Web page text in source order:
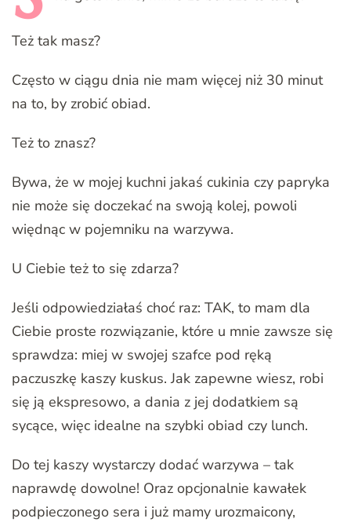
Też tak masz?
Często w ciągu dnia nie mam więcej niż 30 minut
na to, by zrobić obiad.
Też to znasz?
Bywa, że w mojej kuchni jakaś cukinia czy papryka
nie może się doczekać na swoją kolej, powoli
więdnąc w pojemniku na warzywa.
U Ciebie też to się zdarza?
Jeśli odpowiedziałaś choć raz: TAK, to mam dla
Ciebie proste rozwiązanie, które u mnie zawsze się
sprawdza: miej w swojej szafce pod ręką
paczuszkę kaszy kuskus. Jak zapewne wiesz, robi
się ją ekspresowo, a dania z jej dodatkiem są
sycące, więc idealne na szybki obiad czy lunch.
Do tej kaszy wystarczy dodać warzywa – tak
naprawdę dowolne! Oraz opcjonalnie kawałek
podpieczonego sera i już mamy urozmaicony,